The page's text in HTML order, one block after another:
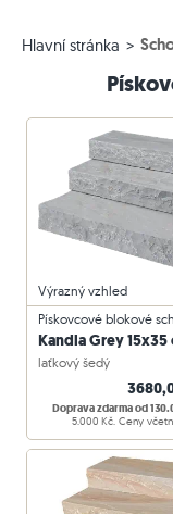
Hlavní stránka
Pískovcové blokové
Kandla Grey 15x35
laťkový šedý
Doprava zdarma od
5.000 Kč. Ceny
Výrazný vzhled